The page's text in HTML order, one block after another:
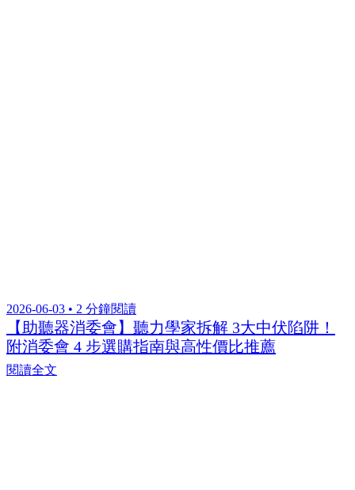
【助聽器消委會】聽力學家拆解 3大中伏陷阱！
附消委會 4 步選購指南與高性價比推薦
閱讀全文